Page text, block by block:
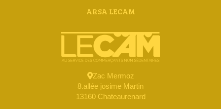
ARSA LECAM
Zac Mermoz
8.allée josime Martin
13160 Chateaurenard